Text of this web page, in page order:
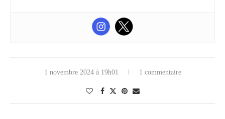
1 novembre 2024 à 19h01 1 commentaire